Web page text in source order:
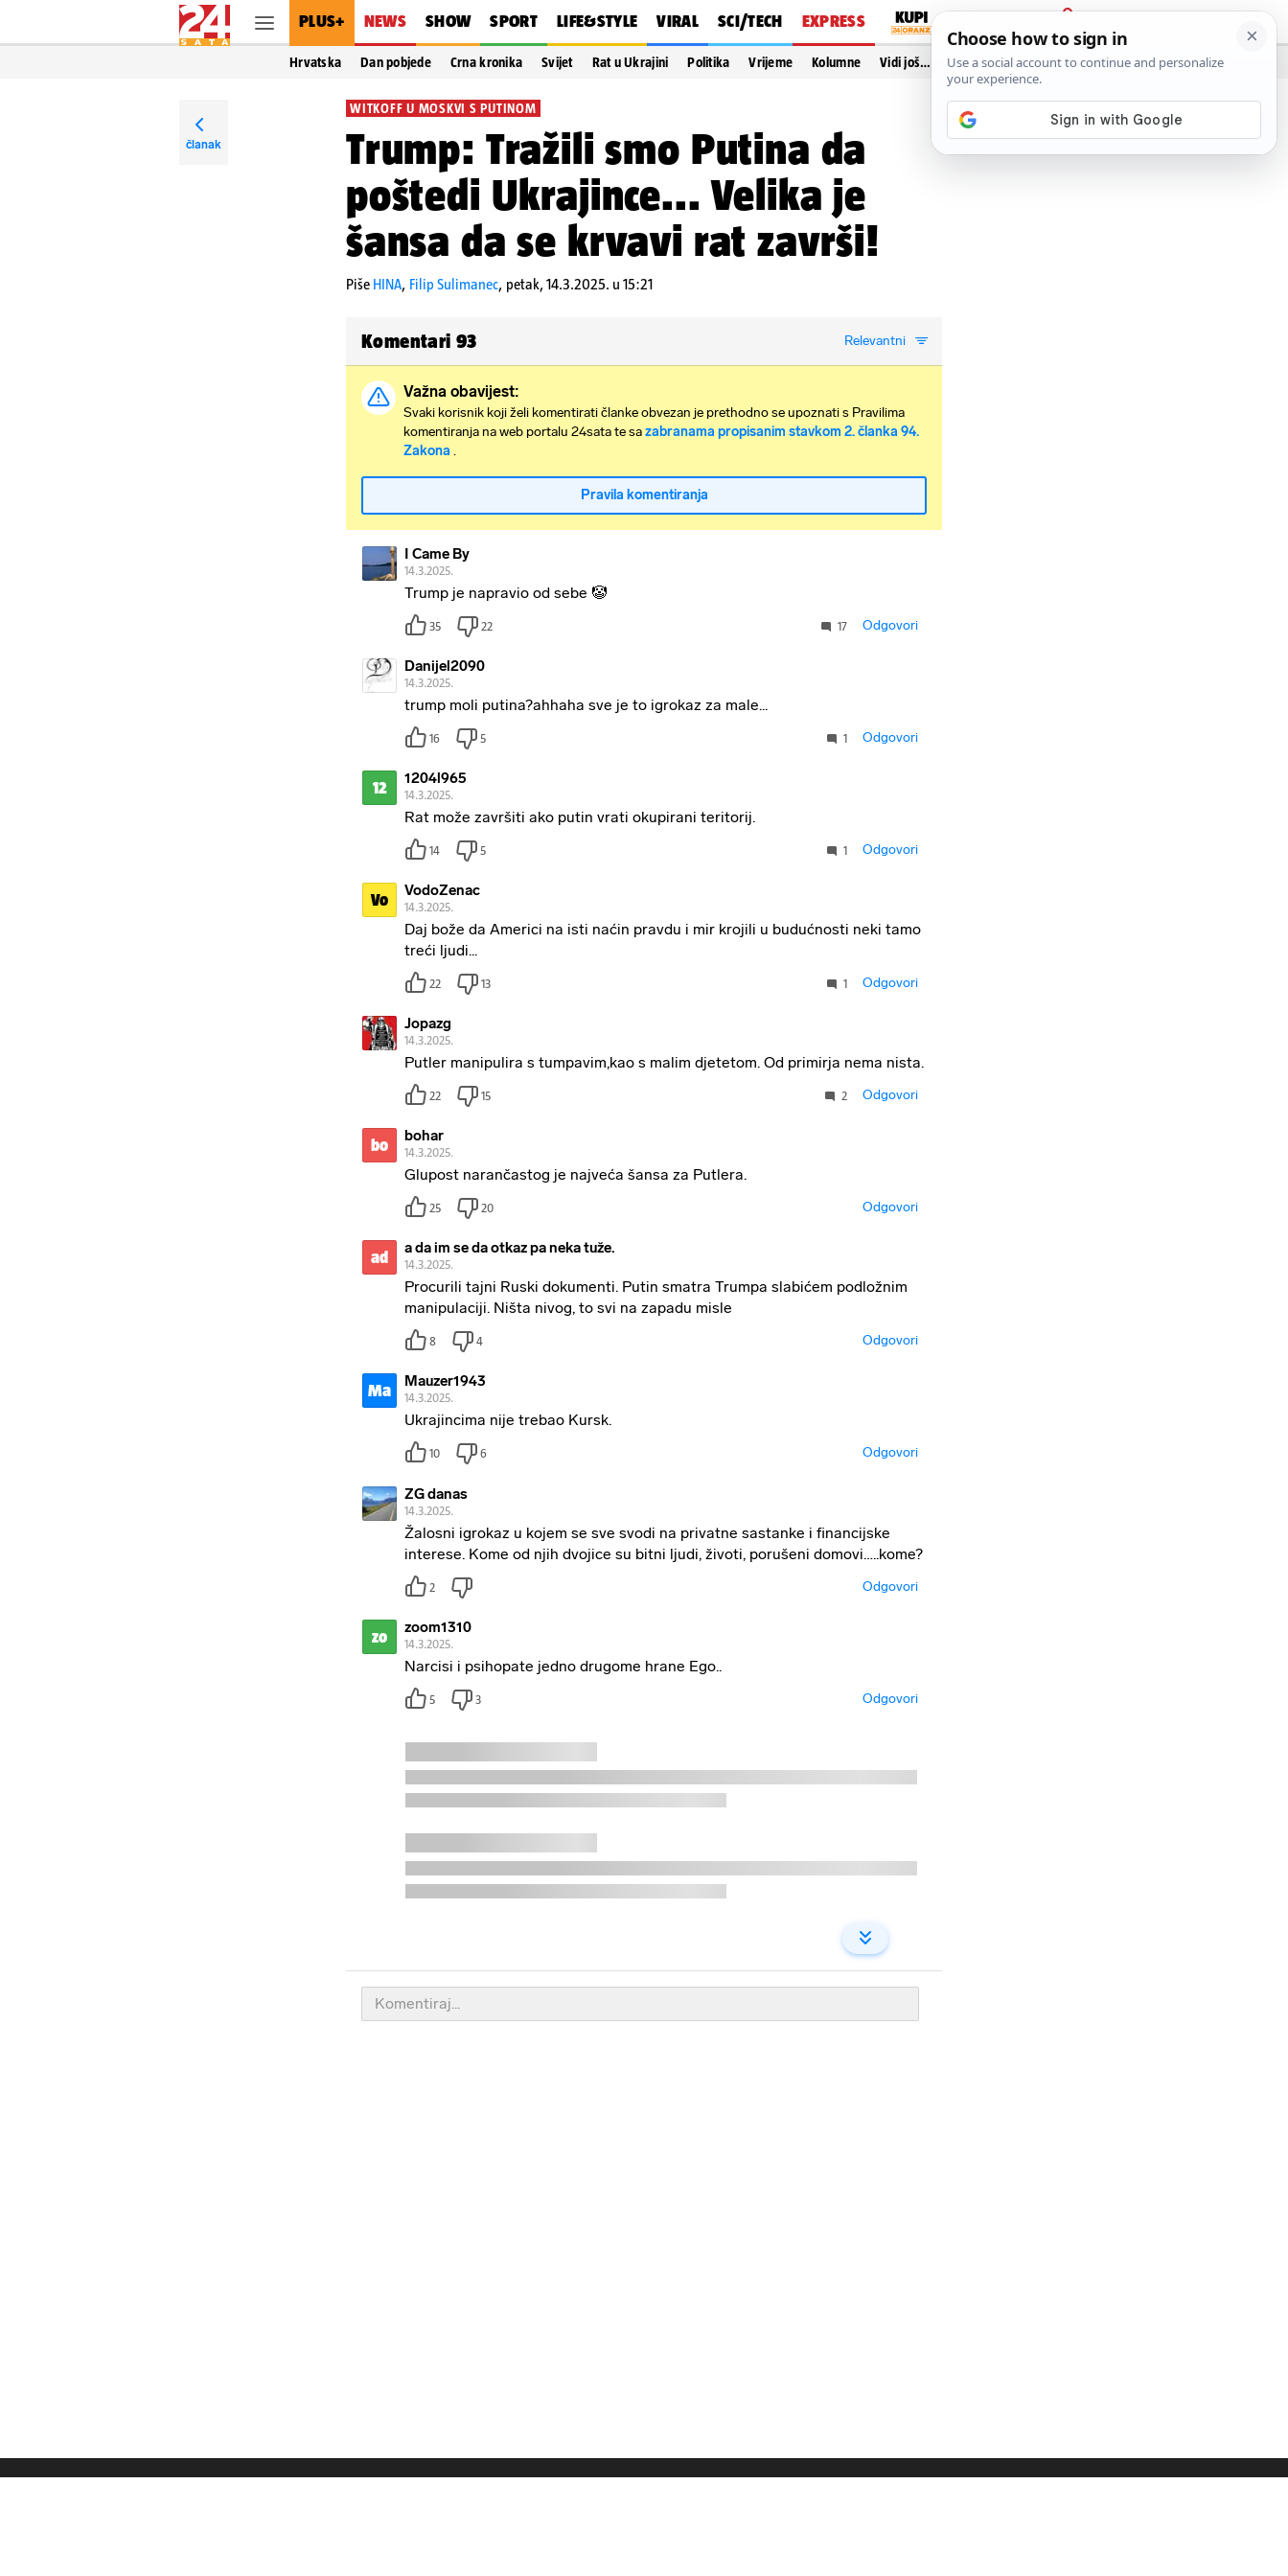
PLUS+ NEWS SHOW SPORT LIFE&STYLE VIRAL SCI/TECH EXPRESS
PRIJAVA
Hrvatska Dan pobjede Crna kronika Svijet Rat u Ukrajini Politika Vrijeme Kolumne Vidi još…
članak
WITKOFF U MOSKVI S PUTINOM
Trump: Tražili smo Putina da
poštedi Ukrajince... Velika je
šansa da se krvavi rat završi!
Piše HINA, Filip Sulimanec, petak, 14.3.2025. u 15:21
Komentari 93 Relevantni
Važna obavijest:
Svaki korisnik koji želi komentirati članke obvezan je prethodno se upoznati s Pravilima
komentiranja na web portalu 24sata te sazabranama propisanim stavkom 2. članka 94.
Zakona .
Pravila komentiranja
I Came By
14.3.2025.
Trump je napravio od sebe 🤡
35 22 17 Odgovori
Danijel2090
14.3.2025.
trump moli putina?ahhaha sve je to igrokaz za male...
16 5 1 Odgovori
12 1204l965
14.3.2025.
Rat može završiti ako putin vrati okupirani teritorij.
14 5 1 Odgovori
Vo VodoZenac
14.3.2025.
Daj bože da Americi na isti naćin pravdu i mir krojili u budućnosti neki tamo
treći ljudi...
22 13 1 Odgovori
Jopazg
14.3.2025.
Putler manipulira s tumpavim,kao s malim djetetom. Od primirja nema nista.
22 15 2 Odgovori
bo bohar
14.3.2025.
Glupost narančastog je najveća šansa za Putlera.
25 20 Odgovori
ad a da im se da otkaz pa neka tuže.
14.3.2025.
Procurili tajni Ruski dokumenti. Putin smatra Trumpa slabićem podložnim
manipulaciji. Ništa nivog, to svi na zapadu misle
8 4 Odgovori
Ma Mauzer1943
14.3.2025.
Ukrajincima nije trebao Kursk.
10 6 Odgovori
ZG danas
14.3.2025.
Žalosni igrokaz u kojem se sve svodi na privatne sastanke i financijske
interese. Kome od njih dvojice su bitni ljudi, životi, porušeni domovi…..kome?
2 Odgovori
zo zoom1310
14.3.2025.
Narcisi i psihopate jedno drugome hrane Ego..
5 3 Odgovori